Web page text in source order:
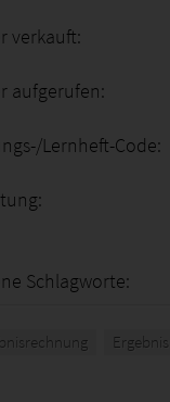
verkauft:
aufgerufen:
Lernheft-Code:
Schlagworte: